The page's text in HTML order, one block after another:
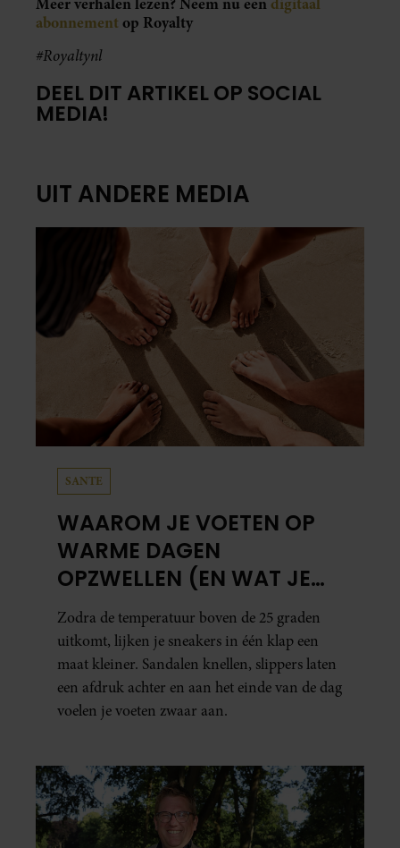
abonnement op Royalty
#Royaltynl
DEEL DIT ARTIKEL OP SOCIAL
MEDIA!
UIT ANDERE MEDIA
SANTE
WAAROM JE VOETEN OP
WARME DAGEN
OPZWELLEN (EN WAT JE
ERAAN KUNT DOEN)
Zodra de temperatuur boven de 25 graden
uitkomt, lijken je sneakers in één klap een
maat kleiner. Sandalen knellen, slippers laten
een afdruk achter en aan het einde van de dag
voelen je voeten zwaar aan.